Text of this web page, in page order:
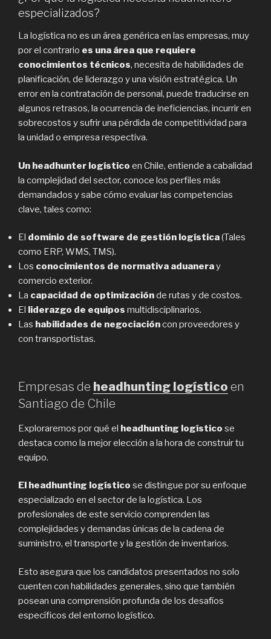
especializados?
La logística no es un área genérica en las empresas, muy
por el contrario es una área que requiere
conocimientos técnicos, necesita de habilidades de
planificación, de liderazgo y una visión estratégica. Un
error en la contratación de personal, puede traducirse en
algunos retrasos, la ocurrencia de ineficiencias, incurrir en
sobrecostos y sufrir una pérdida de competitividad para
la unidad o empresa respectiva.
Un headhunter logístico en Chile, entiende a cabalidad
la complejidad del sector, conoce los perfiles más
demandados y sabe cómo evaluar las competencias
clave, tales como:
El dominio de software de gestión logística(Tales
como ERP, WMS, TMS).
Los conocimientos de normativa aduaneray
comercio exterior.
La capacidad de optimizaciónde rutas y de costos.
El liderazgo de equipos multidisciplinarios.
Las habilidades de negociacióncon proveedores y
con transportistas.
Empresas de headhunting logístico en
Santiago de Chile
Exploraremos por qué el headhunting logístico se
destaca como la mejor elección a la hora de construir tu
equipo.
El headhunting logístico se distingue por su enfoque
especializado en el sector de la logística. Los
profesionales de este servicio comprenden las
complejidades y demandas únicas de la cadena de
suministro, el transporte y la gestión de inventarios.
Esto asegura que los candidatos presentados no solo
cuenten con habilidades generales, sino que también
posean una comprensión profunda de los desafíos
específicos del entorno logístico.